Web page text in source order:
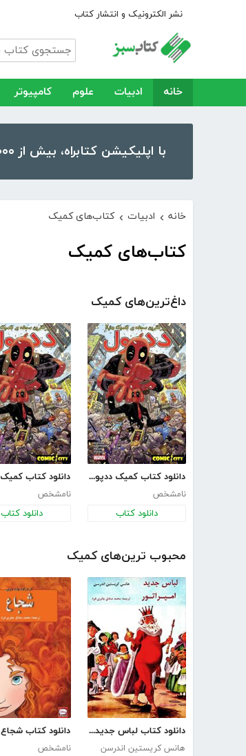
نشر الکترونیک و انتشار کتاب
خانه ادبیات علوم کامپیوتر
با اپلیکیشن کتابراه، بیش از ۵۰،۰۰۰ کتاب، کتاب صوتی و رمان را در موبایل و تبلت خود داشته باشید!
خانه › ادبیات › کتاب‌های کمیک
کتاب‌های کمیک
داغ‌ترین‌های کمیک
دانلود کتاب کمیک ددپول 2016 - قسمت اول
نامشخص
دانلود کتاب
نامشخص
دانلود کتاب
محبوب ترین‌های کمیک
دانلود کتاب لباس جدید امپراتور
هانس کریستین اندرسن
دانلود کتاب شجاع
نامشخص